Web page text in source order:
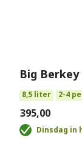
Big
8,5 liter 2-4
€395,00
Dinsdag in